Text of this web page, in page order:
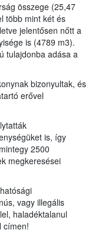
összege (25,47
több mint két és
jelentősen nőtt a
is (4789 m3).
tulajdonba adása a
bizonyultak, és
erővel
is, így
2500
megkeresései
vagy illegális
haladéktalanul
címen!